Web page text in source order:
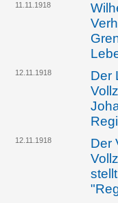
11.11.1918
12.11.1918
Der
12.11.1918
Der